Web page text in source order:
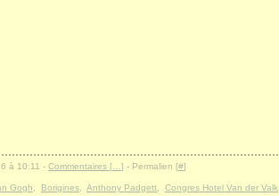
à 10:11 - Commentaires [ ] - Permalien [#]
Gogh Borigines Anthony Padgett Congres Hotel Van der Valk